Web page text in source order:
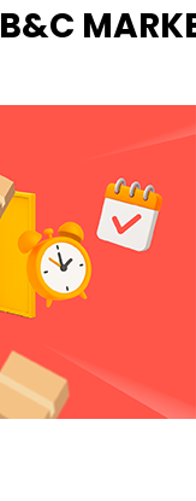
B&C